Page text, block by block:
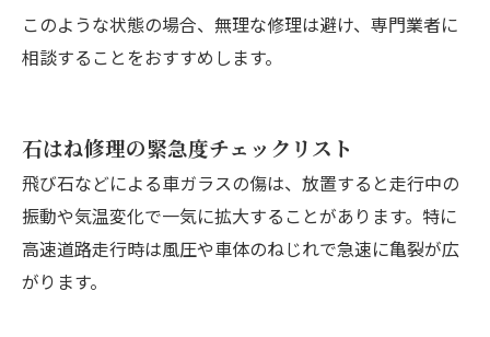
このような状態の場合、無理な修理は避け、専門業者に
相談することをおすすめします。
石はね修理の緊急度チェックリスト
飛び石などによる車ガラスの傷は、放置すると走行中の
振動や気温変化で一気に拡大することがあります。特に
高速道路走行時は風圧や車体のねじれで急速に亀裂が広
がります。